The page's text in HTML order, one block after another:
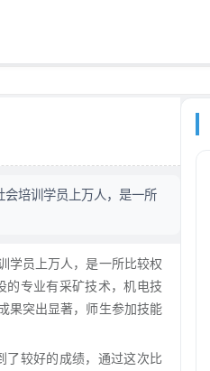
培训学员上万人，是一所
学员上万人，是一所比较权
的专业有采矿技术，机电技
果突出显著，师生参加技能
了较好的成绩，通过这次比